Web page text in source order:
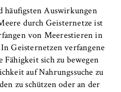
häufigsten Auswirkungen
durch Geisternetze ist
von Meerestieren in
Geisternetzen verfangene
sich zu bewegen
auf Nahrungssuche zu
zu schützen oder an der